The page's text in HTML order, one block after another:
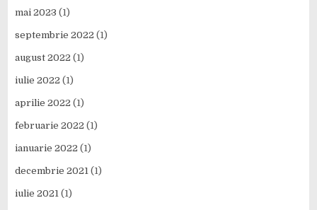
mai 2023 (1)
septembrie 2022 (1)
august 2022 (1)
iulie 2022 (1)
aprilie 2022 (1)
februarie 2022 (1)
ianuarie 2022 (1)
decembrie 2021 (1)
iulie 2021 (1)